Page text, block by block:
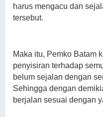
harus mengacu dan
tersebut.
Maka itu, Pemko Batam
penyisiran terhadap
belum sejalan dengan
Sehingga dengan
berjalan sesuai dengan